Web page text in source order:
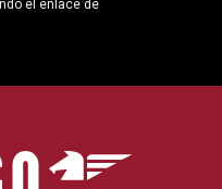
el enlace de